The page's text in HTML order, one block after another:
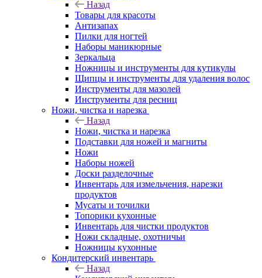
Назад
Товары для красоты
Антизапах
Пилки для ногтей
Наборы маникюрные
Зеркальца
Ножницы и инструменты для кутикулы
Щипцы и инструменты для удаления волос
Инструменты для мазолей
Инструменты для ресниц
Ножи, чистка и нарезка
Назад
Ножи, чистка и нарезка
Подставки для ножей и магниты
Ножи
Наборы ножей
Доски разделочные
Инвентарь для измельчения, нарезки
продуктов
Мусаты и точилки
Топорики кухонные
Инвентарь для чистки продуктов
Ножи складные, охотничьи
Ножницы кухонные
Кондитерский инвентарь
Назад